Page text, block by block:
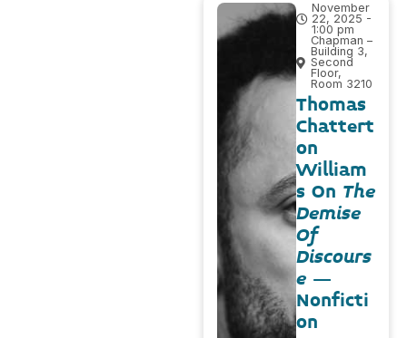
November
22, 2025 -
1:00 pm
Chapman –
Building 3,
Second
Floor,
Room 3210
Thomas
Chattert
on
William
s On The
Demise
Of
Discours
e –
Nonficti
on